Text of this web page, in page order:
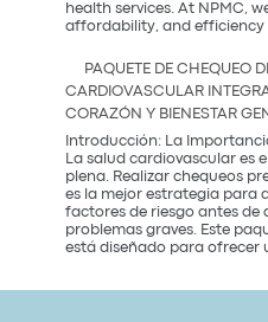
health services. At NPMC,
affordability, and efficiency
PAQUETE DE CHEQUEO
CARDIOVASCULAR
CORAZÓN Y BIENESTAR
Introducción: La
La salud cardiovascular es
plena. Realizar chequeos
es la mejor estrategia para
factores de riesgo antes de
problemas graves. Este
está diseñado para ofrecer